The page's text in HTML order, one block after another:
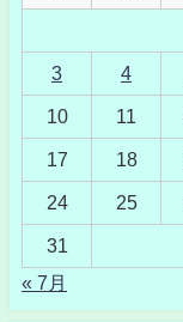
3 4
10 11
17 18
24 25
31
« 7月